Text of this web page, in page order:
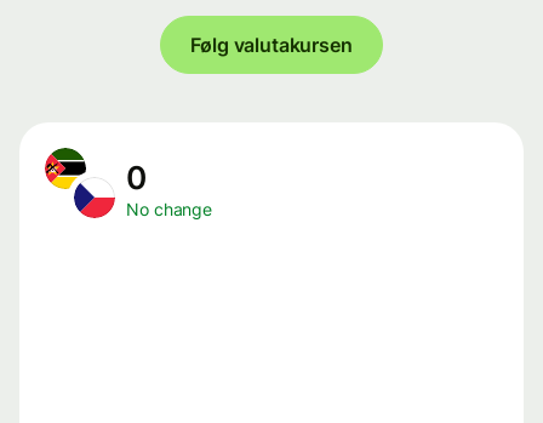
Følg valutakursen
0
No change